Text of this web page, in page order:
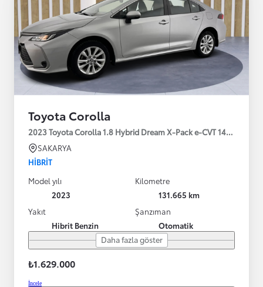
Toyota Corolla
2023 Toyota Corolla 1.8 Hybrid Dream X-Pack e-CVT 140HP
SAKARYA
HIBRIT
Model yılı
2023
Kilometre
131.665 km
Yakıt
Hibrit Benzin
Şanzıman
Otomatik
Daha fazla göster
₺1.629.000
İncele